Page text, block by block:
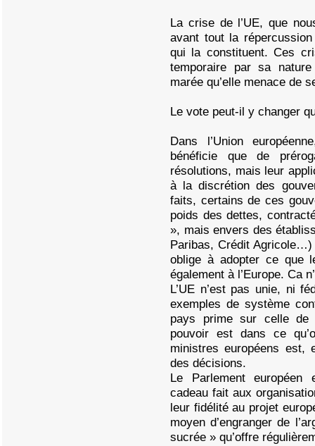
La crise de l’UE, que
avant tout la
qui la constituent. Ces
temporaire par sa
marée qu’elle menace de
Le vote peut-il y changer
Dans l’Union
bénéficie que de
résolutions, mais leur
à la discrétion des
faits, certains de ces
poids des dettes,
», mais envers des
Paribas, Crédit Agricole…)
oblige à adopter ce que
également à l’Europe. Ca
L’UE n’est pas unie, ni
exemples de système
pays prime sur celle
pouvoir est dans ce
ministres européens est,
des décisions.
Le Parlement
cadeau fait aux
leur fidélité au projet
moyen d’engranger de
sucrée » qu’offre